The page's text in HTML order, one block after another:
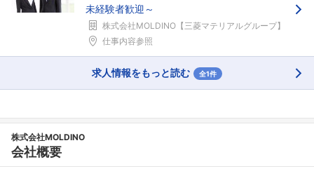
未経験者歓迎～
株式会社MOLDINO【三菱マテリアルグループ】
仕事内容参照
求人情報をもっと読む 全1件
株式会社MOLDINO
会社概要